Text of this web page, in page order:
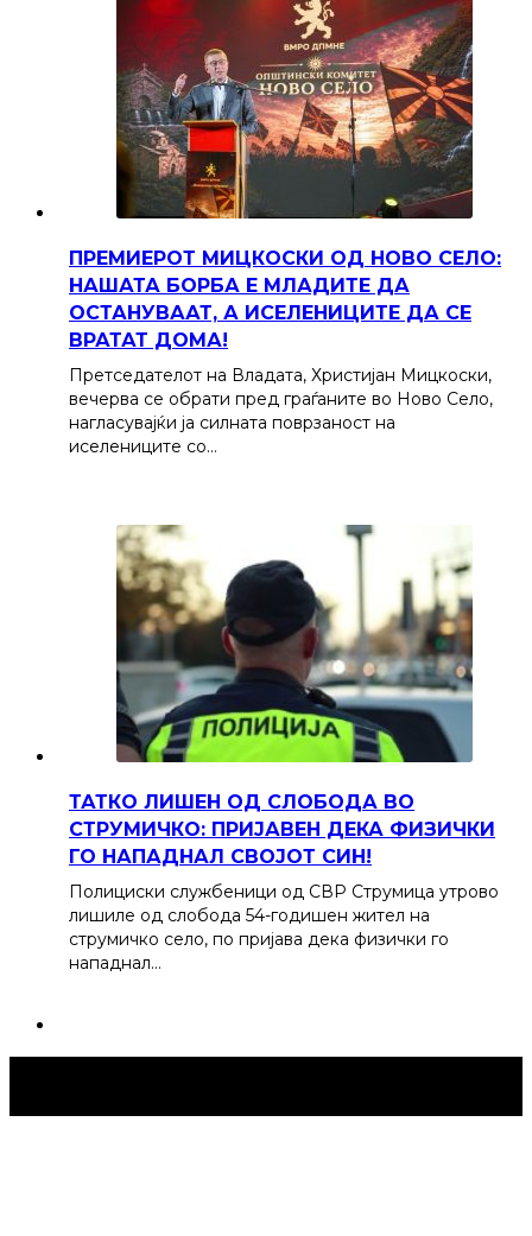
ПРЕМИЕРОТ МИЦКОСКИ ОД НОВО СЕЛО:
НАШАТА БОРБА Е МЛАДИТЕ ДА
ОСТАНУВААТ, А ИСЕЛЕНИЦИТЕ ДА СЕ
ВРАТАТ ДОМА!
Претседателот на Владата, Христијан Мицкоски,
вечерва се обрати пред граѓаните во Ново Село,
нагласувајќи ја силната поврзаност на
иселениците со…
ТАТКО ЛИШЕН ОД СЛОБОДА ВО
СТРУМИЧКО: ПРИЈАВЕН ДЕКА ФИЗИЧКИ
ГО НАПАДНАЛ СВОЈОТ СИН!
Полициски службеници од СВР Струмица утрово
лишиле од слобода 54-годишен жител на
струмичко село, по пријава дека физички го
нападнал…